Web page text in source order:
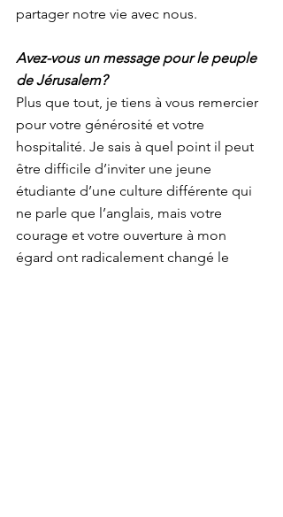
partager notre vie avec nous.
Avez-vous un message pour le peuple
de Jérusalem?
Plus que tout, je tiens à vous remercier
pour votre générosité et votre
hospitalité. Je sais à quel point il peut
être difficile d’inviter une jeune
étudiante d’une culture différente qui
ne parle que l’anglais, mais votre
courage et votre ouverture à mon
égard ont radicalement changé le